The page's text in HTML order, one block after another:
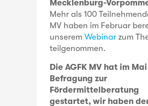
Mecklenburg-
Mehr als 100
MV haben im Februar
unserem Webinar zum
teilgenommen.
Die AGFK MV hat im
Befragung zur
Fördermittelberatung
gestartet, wir haben